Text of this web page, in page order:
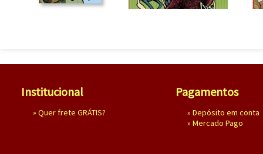
Institucional
» Quer frete GRÁTIS?
Pagamentos
» Depósito em conta
» Mercado Pago